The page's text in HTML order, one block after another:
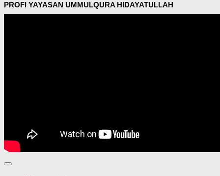
PROFI YAYASAN UMMULQURA HIDAYATULLAH